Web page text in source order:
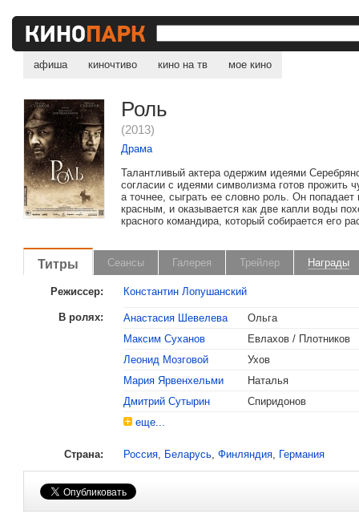
афиша киночтиво кино на тв мое кино
Роль
(2013)
Драма
Талантливый актера одержим идеями
согласии с идеями символизма готов прожить
а точнее, сыграть ее словно роль. Он попадает
красным, и оказывается как две капли воды
красного командира, который собирается его
Титры Сеансы Галерея Трейлер Награды
Режиссер: Константин Лопушанский
В ролях: Анастасия Шевелева
Ольга
Максим Суханов
Евлахов / Плотников
Леонид Мозговой
Ухов
Мария Ярвенхельми
Наталья
Дмитрий Сутырин
Спиридонов
еще...
Страна: Россия, Беларусь,Финляндия, Германия
Лiстапад Участник конкурсной программы